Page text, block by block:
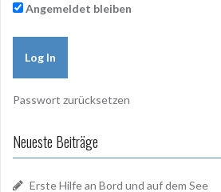
Angemeldet bleiben
Passwort zurücksetzen
Neueste Beiträge
Erste Hilfe an Bord und auf dem See